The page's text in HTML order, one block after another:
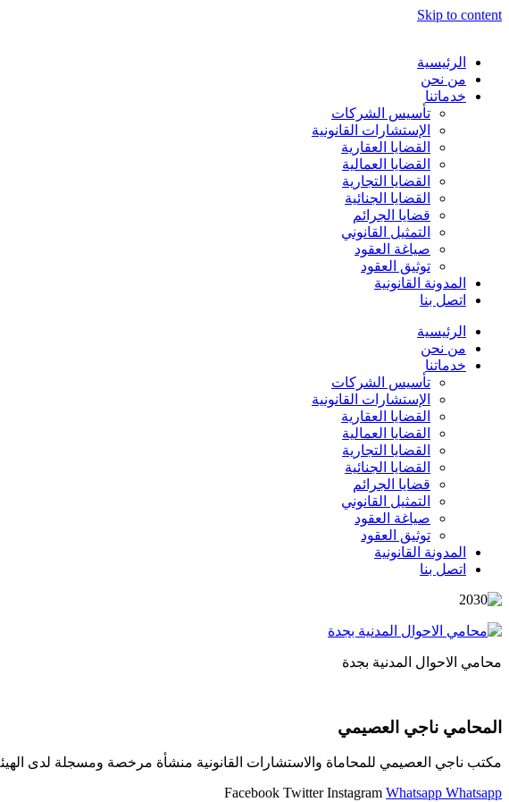
Skip to content
الرئيسية
من نحن
خدماتنا
تأسيس الشركات
الإستشارات القانونية
القضايا العقارية
القضايا العمالية
القضايا التجارية
القضايا الجنائية
قضايا الجرائم
التمثيل القانوني
صياغة العقود
توثيق العقود
المدونة القانونية
اتصل بنا
الرئيسية
من نحن
خدماتنا
تأسيس الشركات
الإستشارات القانونية
القضايا العقارية
القضايا العمالية
القضايا التجارية
القضايا الجنائية
قضايا الجرائم
التمثيل القانوني
صياغة العقود
توثيق العقود
المدونة القانونية
اتصل بنا
محامي الاحوال المدنية بجدة
المحامي ناجي العصيمي
مكتب ناجي العصيمي للمحاماة والاستشارات القانونية منشأة مرخصة ومسجلة لدى
Facebook Twitter Instagram Whatsapp Whatsapp